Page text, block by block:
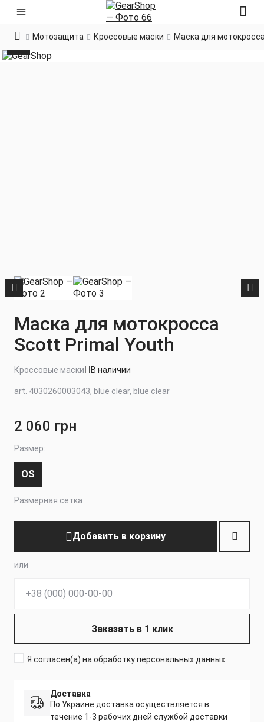
Мотозащита Кроссовые маски Маска для
Маска для мотокросса
Scott Primal Youth
Кроссовые маски В наличии
art. 4030260003043, blue clear, blue clear
2 060 грн
Размер:
OS
Размерная сетка
Добавить в корзину
или
Заказать в 1 клик
Я согласен(а) на обработкуперсональных данных
Доставка
По Украине доставка осуществляется в
течение 1-3 рабочих дней службой доставки